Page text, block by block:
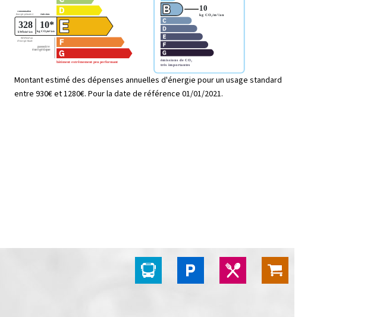
Montant estimé des dépenses annuelles d'énergie pour un usage standard
entre 930€ et 1280€. Pour la date de référence 01/01/2021.